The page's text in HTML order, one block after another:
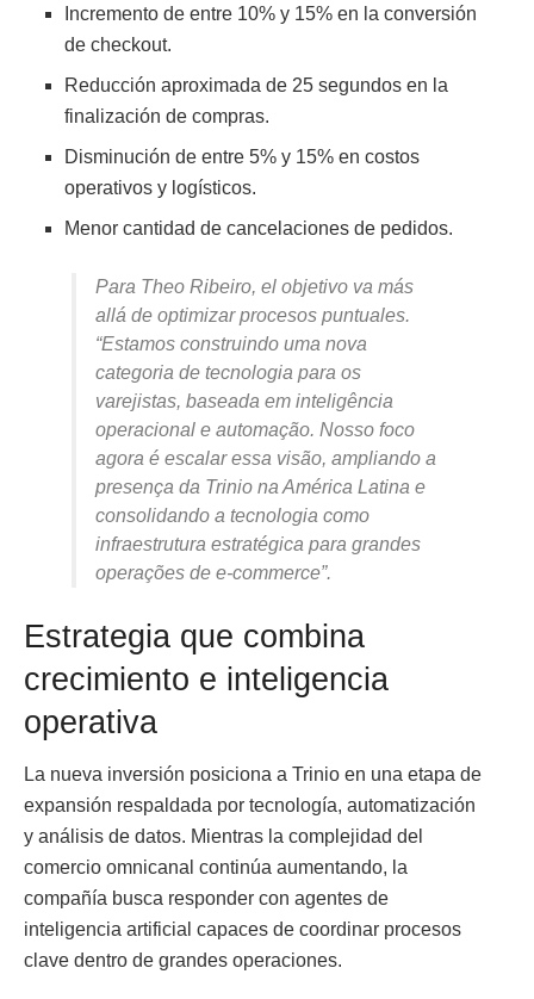
Incremento de entre 10% y 15% en la conversión
de checkout.
Reducción aproximada de 25 segundos en la
finalización de compras.
Disminución de entre 5% y 15% en costos
operativos y logísticos.
Menor cantidad de cancelaciones de pedidos.
Para Theo Ribeiro, el objetivo va más
allá de optimizar procesos puntuales.
“Estamos construindo uma nova
categoria de tecnologia para os
varejistas, baseada em inteligência
operacional e automação. Nosso foco
agora é escalar essa visão, ampliando a
presença da Trinio na América Latina e
consolidando a tecnologia como
infraestrutura estratégica para grandes
operações de e-commerce”.
Estrategia que combina
crecimiento e inteligencia
operativa
La nueva inversión posiciona a Trinio en una etapa de
expansión respaldada por tecnología, automatización
y análisis de datos. Mientras la complejidad del
comercio omnicanal continúa aumentando, la
compañía busca responder con agentes de
inteligencia artificial capaces de coordinar procesos
clave dentro de grandes operaciones.